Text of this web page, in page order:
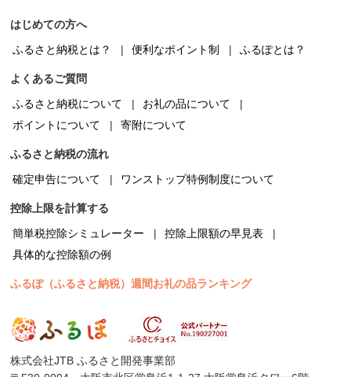
はじめての方へ
ふるさと納税とは？
便利なポイント制 ふるぽとは？
よくあるご質問
ふるさと納税について
お礼の品について
ポイントについて
寄附について
ふるさと納税の流れ
確定申告について
ワンストップ特例制度について
控除上限を計算する
簡単税控除シミュレーター
控除上限額の早見表
具体的な控除額の例
ふるぽ（ふるさと納税）週間お礼の品ランキング
株式会社JTB ふるさと開発事業部